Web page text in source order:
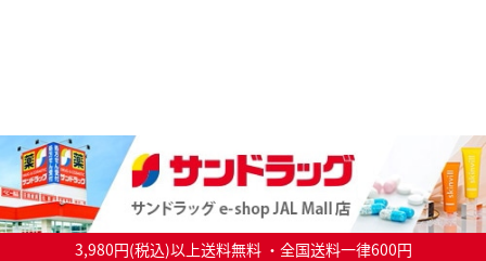
3,980円(税込)以上送料無料 ・全国送料一律600円